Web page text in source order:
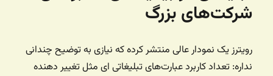
شرکت‌های بزرگ
رویترز یک نمودار عالی منتشر کرده که نیازی به توضیح چندانی
نداره: تعداد کاربرد عبارت‌های تبلیغاتی ای مثل تغییر دهنده